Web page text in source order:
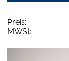
Preis:
MWSt: